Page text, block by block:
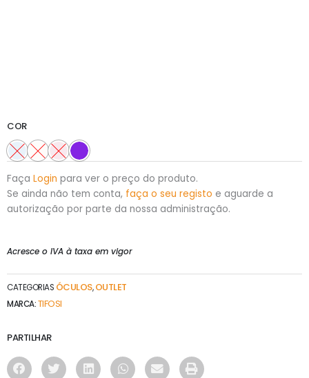
COR
Faça Login para ver o preço do produto.
Se ainda não tem conta, faça o seu registo e aguarde a
autorização por parte da nossa administração.
Acresce o IVA à taxa em vigor
CATEGORIAS ÓCULOS,OUTLET
MARCA:TIFOSI
PARTILHAR